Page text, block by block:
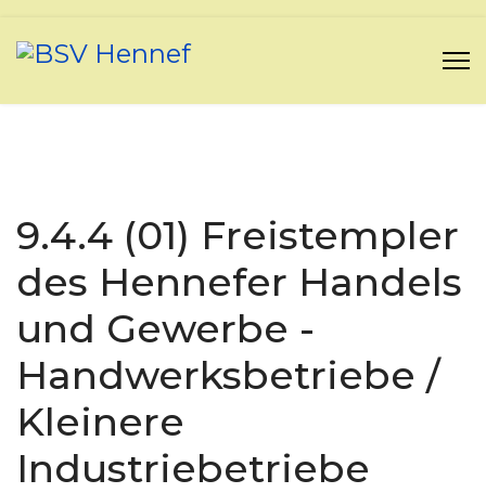
9.4.4 (01) Freistempler
des Hennefer Handels
und Gewerbe -
Handwerksbetriebe /
Kleinere
Industriebetriebe